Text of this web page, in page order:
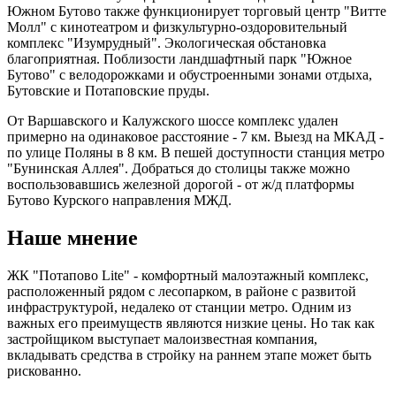
Южном Бутово также функционирует торговый центр "Витте
Молл" с кинотеатром и физкультурно-оздоровительный
комплекс "Изумрудный". Экологическая обстановка
благоприятная. Поблизости ландшафтный парк "Южное
Бутово" с велодорожками и обустроенными зонами отдыха,
Бутовские и Потаповские пруды.
От Варшавского и Калужского шоссе комплекс удален
примерно на одинаковое расстояние - 7 км. Выезд на МКАД -
по улице Поляны в 8 км. В пешей доступности станция метро
"Бунинская Аллея". Добраться до столицы также можно
воспользовавшись железной дорогой - от ж/д платформы
Бутово Курского направления МЖД.
Наше мнение
ЖК "Потапово Lite" - комфортный малоэтажный комплекс,
расположенный рядом с лесопарком, в районе с развитой
инфраструктурой, недалеко от станции метро. Одним из
важных его преимуществ являются низкие цены. Но так как
застройщиком выступает малоизвестная компания,
вкладывать средства в стройку на раннем этапе может быть
рискованно.